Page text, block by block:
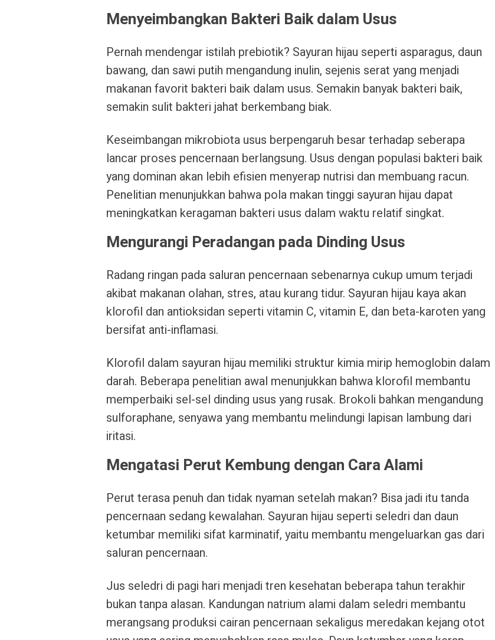
Menyeimbangkan Bakteri Baik dalam Usus
Pernah mendengar istilah prebiotik? Sayuran hijau seperti asparagus, daun
bawang, dan sawi putih mengandung inulin, sejenis serat yang menjadi
makanan favorit bakteri baik dalam usus. Semakin banyak bakteri baik,
semakin sulit bakteri jahat berkembang biak.
Keseimbangan mikrobiota usus berpengaruh besar terhadap seberapa
lancar proses pencernaan berlangsung. Usus dengan populasi bakteri baik
yang dominan akan lebih efisien menyerap nutrisi dan membuang racun.
Penelitian menunjukkan bahwa pola makan tinggi sayuran hijau dapat
meningkatkan keragaman bakteri usus dalam waktu relatif singkat.
Mengurangi Peradangan pada Dinding Usus
Radang ringan pada saluran pencernaan sebenarnya cukup umum terjadi
akibat makanan olahan, stres, atau kurang tidur. Sayuran hijau kaya akan
klorofil dan antioksidan seperti vitamin C, vitamin E, dan beta-karoten yang
bersifat anti-inflamasi.
Klorofil dalam sayuran hijau memiliki struktur kimia mirip hemoglobin dalam
darah. Beberapa penelitian awal menunjukkan bahwa klorofil membantu
memperbaiki sel-sel dinding usus yang rusak. Brokoli bahkan mengandung
sulforaphane, senyawa yang membantu melindungi lapisan lambung dari
iritasi.
Mengatasi Perut Kembung dengan Cara Alami
Perut terasa penuh dan tidak nyaman setelah makan? Bisa jadi itu tanda
pencernaan sedang kewalahan. Sayuran hijau seperti seledri dan daun
ketumbar memiliki sifat karminatif, yaitu membantu mengeluarkan gas dari
saluran pencernaan.
Jus seledri di pagi hari menjadi tren kesehatan beberapa tahun terakhir
bukan tanpa alasan. Kandungan natrium alami dalam seledri membantu
merangsang produksi cairan pencernaan sekaligus meredakan kejang otot